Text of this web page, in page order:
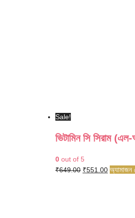
Sale!
ভিটামিন সি
0 out of 5
₹649.00 Original
₹551.00Current
অ্যামাজন